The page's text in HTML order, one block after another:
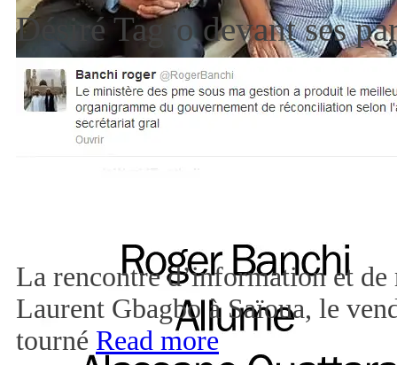
Désiré Tagro devant ses
La rencontre d’information et
Laurent Gbagbo à Saïoua, le
tourné Read more